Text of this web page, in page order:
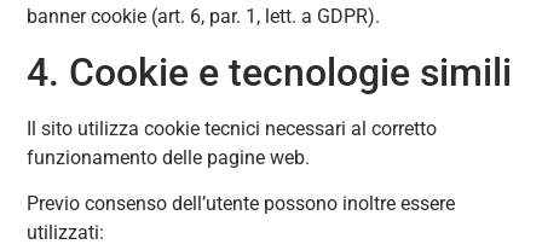
banner cookie (art. 6, par. 1, lett. a GDPR).
4. Cookie e tecnologie simili
Il sito utilizza cookie tecnici necessari al corretto
funzionamento delle pagine web.
Previo consenso dell’utente possono inoltre essere
utilizzati: